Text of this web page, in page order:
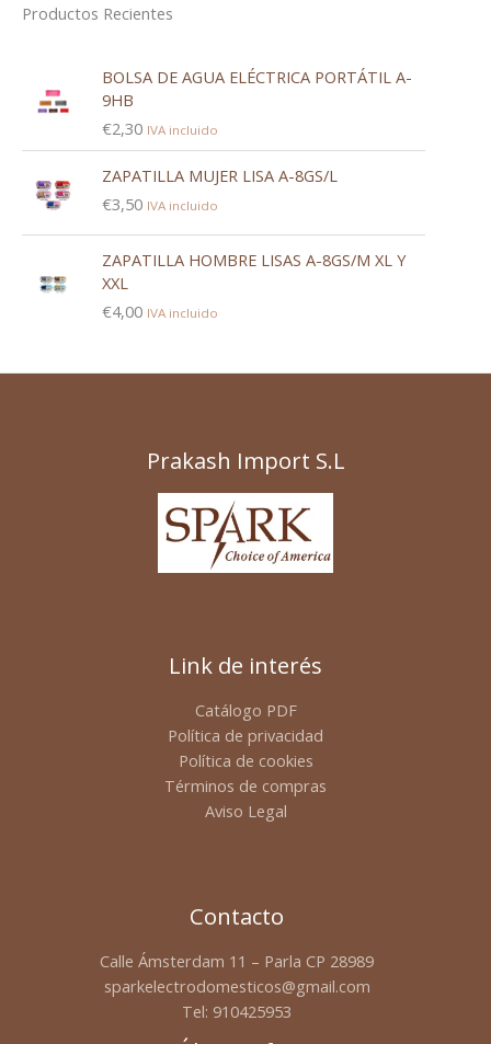
Productos Recientes
BOLSA DE AGUA ELÉCTRICA PORTÁTIL A-
9HB
€2,30 IVA incluido
ZAPATILLA MUJER LISA A-8GS/L
€3,50 IVA incluido
ZAPATILLA HOMBRE LISAS A-8GS/M XL Y
XXL
€4,00 IVA incluido
Prakash Import S.L
Link de interés
Catálogo PDF
Política de privacidad
Política de cookies
Términos de compras
Aviso Legal
Contacto
Calle Ámsterdam 11 – Parla CP 28989
sparkelectrodomesticos@gmail.com
Tel: 910425953